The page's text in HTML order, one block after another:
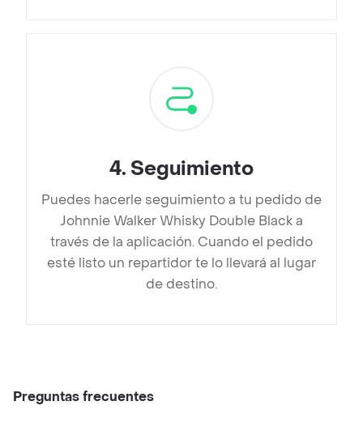
4. Seguimiento
Puedes hacerle seguimiento a tu pedido de
Johnnie Walker Whisky Double Black a
través de la aplicación. Cuando el pedido
esté listo un repartidor te lo llevará al lugar
de destino.
Preguntas frecuentes